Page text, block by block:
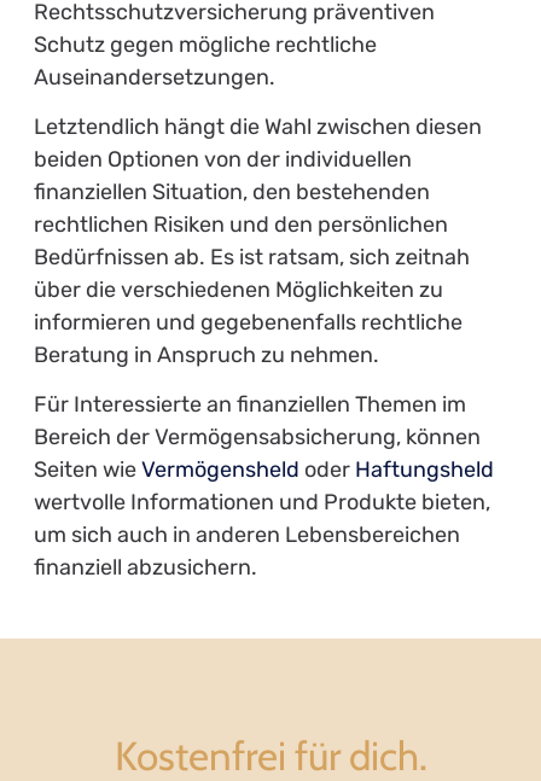
Rechtsschutzversicherung präventiven
Schutz gegen mögliche rechtliche
Auseinandersetzungen.
Letztendlich hängt die Wahl zwischen diesen
beiden Optionen von der individuellen
finanziellen Situation, den bestehenden
rechtlichen Risiken und den persönlichen
Bedürfnissen ab. Es ist ratsam, sich zeitnah
über die verschiedenen Möglichkeiten zu
informieren und gegebenenfalls rechtliche
Beratung in Anspruch zu nehmen.
Für Interessierte an finanziellen Themen im
Bereich der Vermögensabsicherung, können
Seiten wieVermögensheld oder Haftungsheld
wertvolle Informationen und Produkte bieten,
um sich auch in anderen Lebensbereichen
finanziell abzusichern.
Kostenfrei für dich.